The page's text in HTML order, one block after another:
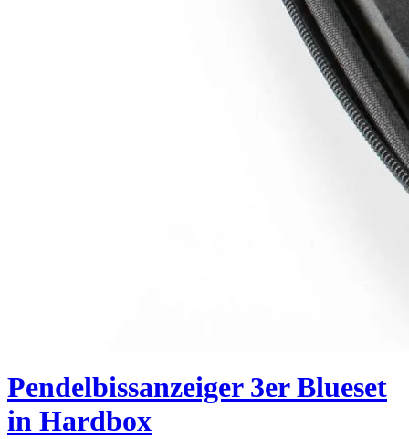
Pendelbissanzeiger 3er Blueset
in Hardbox